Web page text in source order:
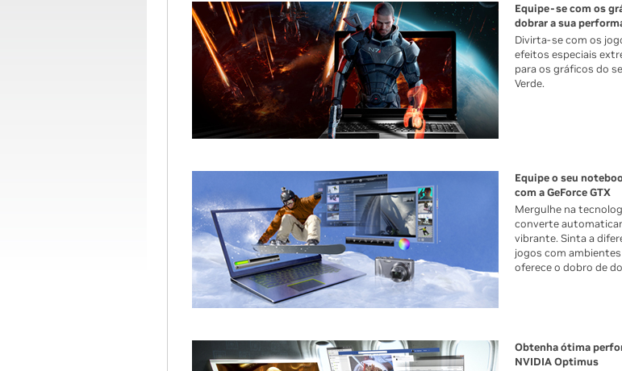
Equipe-se com os
dobrar a sua
Divirta-se com os
efeitos especiais
para os gráficos do
Verde.
Equipe o seu
com a GeForce GTX
Mergulhe na
converte
vibrante. Sinta a
jogos com
oferece o dobro de
Obtenha ótima
NVIDIA Optimus